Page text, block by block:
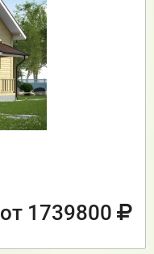
от 1739800